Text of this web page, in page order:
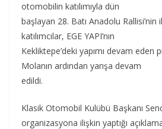
otomobilin katılımıyla dün
başlayan 28. Batı Anadolu Rallisi’nin
katılımcılar, EGE YAPI’nın
Kekliktepe’deki yapımı devam eden
Molanın ardından yarışa devam
edildi.
Klasik Otomobil Kulübü Başkanı
organizasyona ilişkin yaptığı